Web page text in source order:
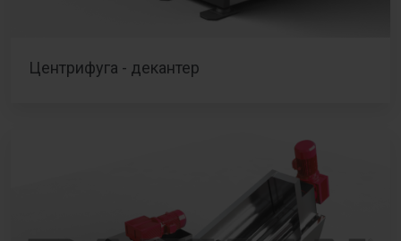
Центрифуга - декантер